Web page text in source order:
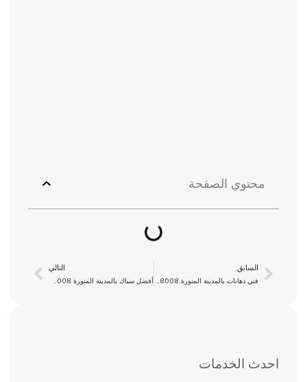
محتوي الصفحة
Prev
السابق التاليNext
احدث الخدمات